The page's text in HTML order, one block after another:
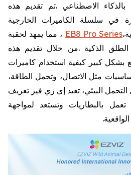
بالذكاء الاصطناعي .تم تقديم هذه
في سلسلة الكاميرات
الخارجية
EB8 Pro Series ، مما يمهد لحقبة
الطلق الذكية .من خلال تقديم هذه
بشكل كبير كيفية استخدام كاميرات
مثل الاتصال، وتحمل الطاقة،
التحمل البيئي، تعيد إي زي فيز تعريف
تعمل بالبطاريات وتستعد
لمواجهة
الواقعية.